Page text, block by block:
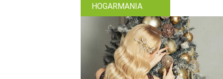
HOGARMANIA